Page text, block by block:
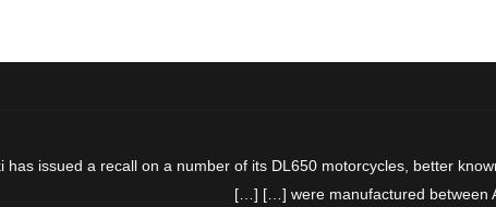
has issued a recall on a number of its DL650 motorcycles, better
were manufactured between